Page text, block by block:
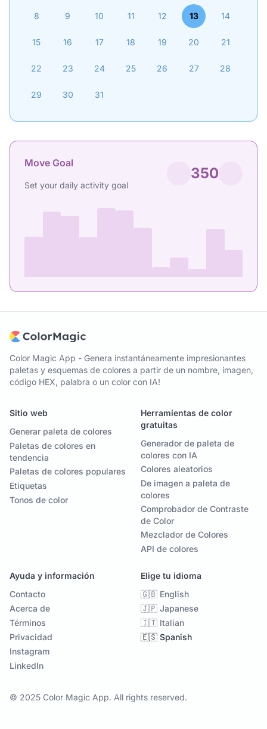
8 9 10 11 12 13 14
15 16 17 18 19 20 21
22 23 24 25 26 27 28
29 30 31
Move Goal
Set your daily activity goal
350
Color Magic App - Genera instantáneamente impresionantes
paletas y esquemas de colores a partir de un nombre, imagen,
código HEX, palabra o un color con IA!
Sitio web
Generar paleta de colores
Paletas de colores en
tendencia
Paletas de colores populares
Etiquetas
Tonos de color
Herramientas de color
gratuitas
Generador de paleta de
colores con IA
Colores aleatorios
De imagen a paleta de
colores
Comprobador de Contraste
de Color
Mezclador de Colores
API de colores
Ayuda y información
Contacto
Acerca de
Términos
Privacidad
Instagram
LinkedIn
Elige tu idioma
🇬🇧 English
🇯🇵 Japanese
🇮🇹 Italian
🇪🇸 Spanish
© 2025 Color Magic App. All rights reserved.